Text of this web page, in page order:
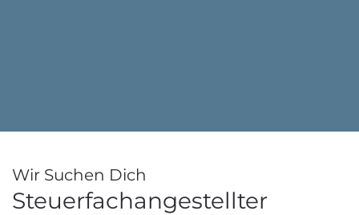
Wir Suchen Dich
Steuerfachangestellter